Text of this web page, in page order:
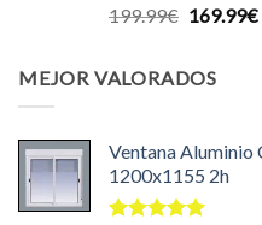
Valorado
199.99€ El
era:
169.99€El
MEJOR VALORADOS
Ventana Aluminio
1200x1155 2h